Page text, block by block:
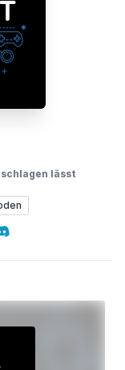
lässt